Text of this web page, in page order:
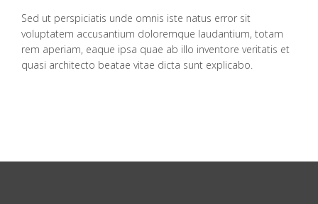
Sed ut perspiciatis unde omnis iste natus error sit
voluptatem accusantium doloremque laudantium, totam
rem aperiam, eaque ipsa quae ab illo inventore veritatis et
quasi architecto beatae vitae dicta sunt explicabo.